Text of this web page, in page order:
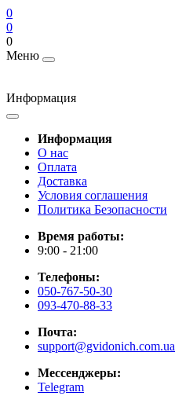
0
0
0
Меню
Информация
Информация
О нас
Оплата
Доставка
Условия соглашения
Политика Безопасности
Время работы:
9:00 - 21:00
Телефоны:
050-767-50-30
093-470-88-33
Почта:
support@gvidonich.com.ua
Мессенджеры:
Telegram